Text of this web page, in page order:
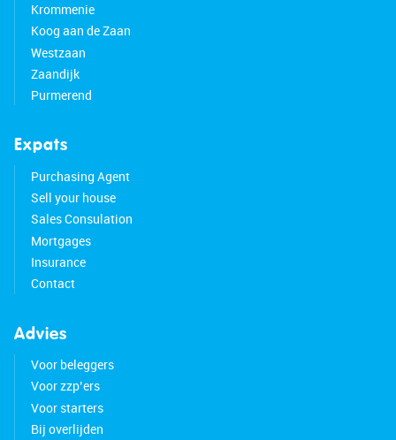
Krommenie
Koog aan de Zaan
Westzaan
Zaandijk
Purmerend
Expats
Purchasing Agent
Sell your house
Sales Consulation
Mortgages
Insurance
Contact
Advies
Voor beleggers
Voor zzp’ers
Voor starters
Bij overlijden